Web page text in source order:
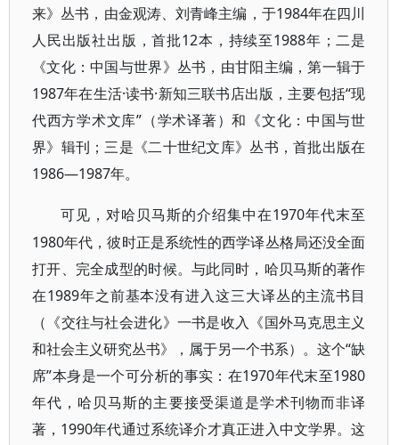
来》丛书，由金观涛、刘青峰主编，于1984年在四川
人民出版社出版，首批12本，持续至1988年；二是
《文化：中国与世界》丛书，由甘阳主编，第一辑于
1987年在生活·读书·新知三联书店出版，主要包括“现
代西方学术文库”（学术译著）和《文化：中国与世
界》辑刊；三是《二十世纪文库》丛书，首批出版在
1986—1987年。
可见，对哈贝马斯的介绍集中在1970年代末至
1980年代，彼时正是系统性的西学译丛格局还没全面
打开、完全成型的时候。与此同时，哈贝马斯的著作
在1989年之前基本没有进入这三大译丛的主流书目
（《交往与社会进化》一书是收入《国外马克思主义
和社会主义研究丛书》，属于另一个书系）。这个“缺
席”本身是一个可分析的事实：在1970年代末至1980
年代，哈贝马斯的主要接受渠道是学术刊物而非译
著，1990年代通过系统译介才真正进入中文学界。这